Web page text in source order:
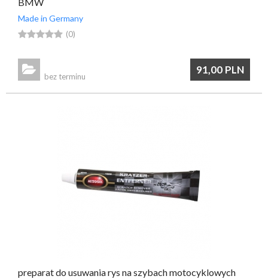
Made in Germany
 (0)
91,00 PLN

bez terminu
preparat do usuwania rys na szybach motocyklowych